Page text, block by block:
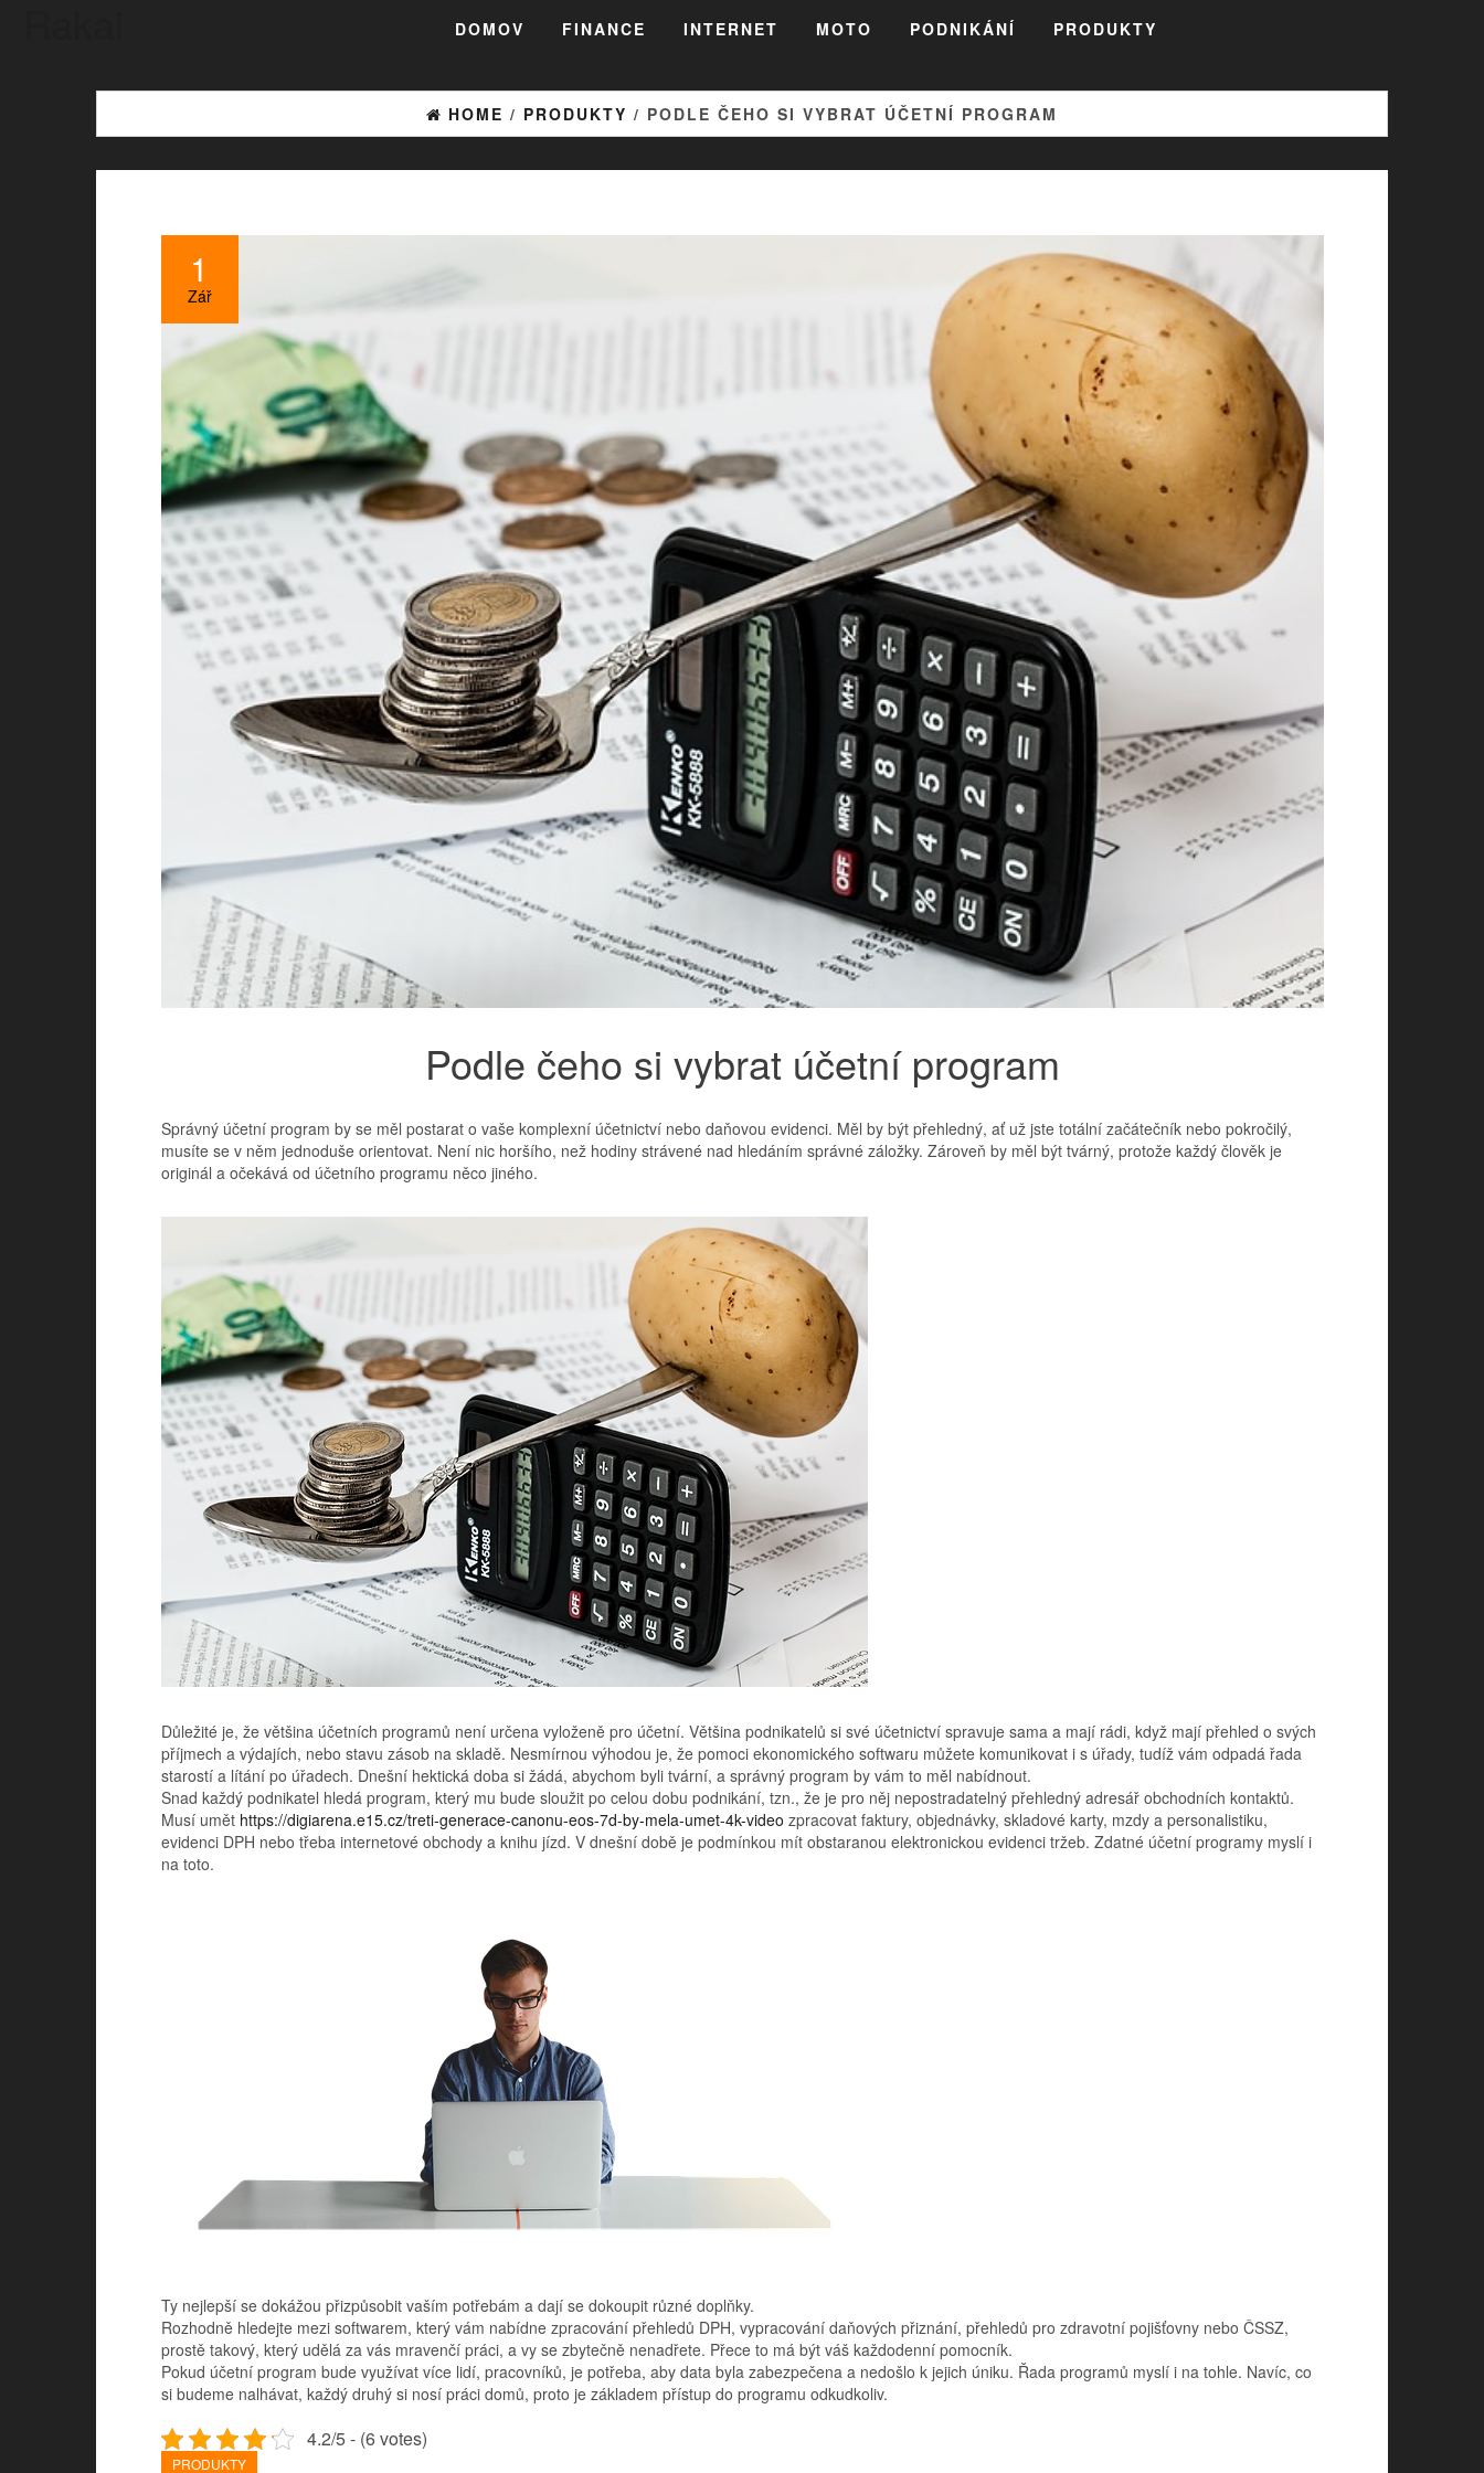
DOMOV FINANCE INTERNET MOTO PODNIKÁNÍ PRODUKTY
HOME / PRODUKTY / PODLE ČEHO SI VYBRAT ÚČETNÍ PROGRAM
1
Zář
Podle čeho si vybrat účetní program
Správný účetní program by se měl postarat o vaše komplexní účetnictví nebo daňovou evidenci. Měl by být přehledný, ať už jste totální začátečník nebo pokročilý,
musíte se v něm jednoduše orientovat. Není nic horšího, než hodiny strávené nad hledáním správné záložky. Zároveň by měl být tvárný, protože každý člověk je
originál a očekává od účetního programu něco jiného.
Důležité je, že většina účetních programů není určena vyloženě pro účetní. Většina podnikatelů si své účetnictví spravuje sama a mají rádi, když mají přehled o svých
příjmech a výdajích, nebo stavu zásob na skladě. Nesmírnou výhodou je, že pomoci ekonomického softwaru můžete komunikovat i s úřady, tudíž vám odpadá řada
starostí a lítání po úřadech. Dnešní hektická doba si žádá, abychom byli tvární, a správný program by vám to měl nabídnout.
Snad každý podnikatel hledá program, který mu bude sloužit po celou dobu podnikání, tzn., že je pro něj nepostradatelný přehledný adresář obchodních kontaktů.
Musí umět https://digiarena.e15.cz/treti-generace-canonu-eos-7d-by-mela-umet-4k-video zpracovat faktury, objednávky, skladové karty, mzdy a personalistiku,
evidenci DPH nebo třeba internetové obchody a knihu jízd. V dnešní době je podmínkou mít obstaranou elektronickou evidenci tržeb. Zdatné účetní programy myslí i
na toto.
Ty nejlepší se dokážou přizpůsobit vaším potřebám a dají se dokoupit různé doplňky.
Rozhodně hledejte mezi softwarem, který vám nabídne zpracování přehledů DPH, vypracování daňových přiznání, přehledů pro zdravotní pojišťovny nebo ČSSZ,
prostě takový, který udělá za vás mravenčí práci, a vy se zbytečně nenadřete. Přece to má být váš každodenní pomocník.
Pokud účetní program bude využívat více lidí, pracovníků, je potřeba, aby data byla zabezpečena a nedošlo k jejich úniku. Řada programů myslí i na tohle. Navíc, co
si budeme nalhávat, každý druhý si nosí práci domů, proto je základem přístup do programu odkudkoliv.
4.2/5 - (6 votes)
PRODUKTY